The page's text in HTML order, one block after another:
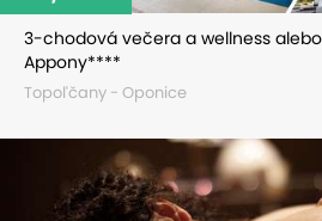
3-chodová večera a wellness
Appony****
Topoľčany - Oponice